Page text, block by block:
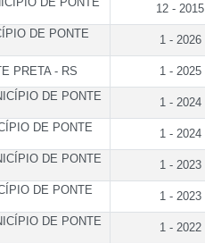
12 - 2015
DE PONTE
1 - 2026
PRETA - RS 1 - 2025
DE PONTE
1 - 2024
DE PONTE
1 - 2024
DE PONTE
1 - 2023
DE PONTE
1 - 2023
DE PONTE
1 - 2022